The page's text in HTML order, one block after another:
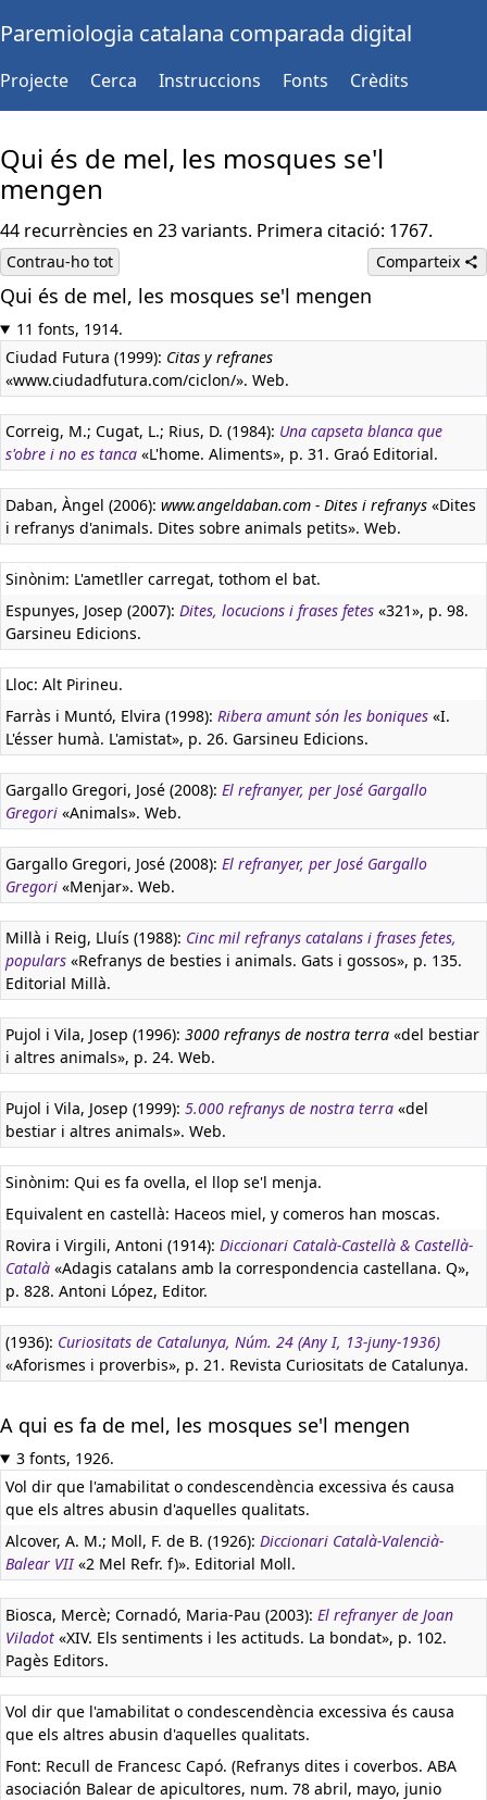
Paremiologia catalana comparada digital
Projecte Cerca Instruccions Fonts Crèdits
Qui és de mel, les mosques se'l
mengen
44 recurrències en 23 variants. Primera citació: 1767.
Contrau-ho tot Comparteix
Qui és de mel, les mosques se'l mengen
11 fonts, 1914.
Ciudad Futura (1999): Citas y refranes
«www.ciudadfutura.com/ciclon/». Web.
Correig, M.; Cugat, L.; Rius, D. (1984): Una capseta blanca que
s'obre i no es tanca «L'home. Aliments», p. 31. Graó Editorial.
Daban, Àngel (2006): www.angeldaban.com - Dites i refranys «Dites
i refranys d'animals. Dites sobre animals petits». Web.
Sinònim: L'ametller carregat, tothom el bat.
Espunyes, Josep (2007): Dites, locucions i frases fetes «321», p. 98.
Garsineu Edicions.
Lloc: Alt Pirineu.
Farràs i Muntó, Elvira (1998): Ribera amunt són les boniques «I.
L'ésser humà. L'amistat», p. 26. Garsineu Edicions.
Gargallo Gregori, José (2008): El refranyer, per José Gargallo
Gregori «Animals». Web.
Gargallo Gregori, José (2008): El refranyer, per José Gargallo
Gregori «Menjar». Web.
Millà i Reig, Lluís (1988): Cinc mil refranys catalans i frases fetes,
populars «Refranys de besties i animals. Gats i gossos», p. 135.
Editorial Millà.
Pujol i Vila, Josep (1996): 3000 refranys de nostra terra «del bestiar
i altres animals», p. 24. Web.
Pujol i Vila, Josep (1999): 5.000 refranys de nostra terra «del
bestiar i altres animals». Web.
Sinònim: Qui es fa ovella, el llop se'l menja.
Equivalent en castellà: Haceos miel, y comeros han moscas.
Rovira i Virgili, Antoni (1914): Diccionari Català-Castellà & Castellà-
Català «Adagis catalans amb la correspondencia castellana. Q»,
p. 828. Antoni López, Editor.
(1936): Curiositats de Catalunya, Núm. 24 (Any I, 13-juny-1936)
«Aforismes i proverbis», p. 21. Revista Curiositats de Catalunya.
A qui es fa de mel, les mosques se'l mengen
3 fonts, 1926.
Vol dir que l'amabilitat o condescendència excessiva és causa
que els altres abusin d'aquelles qualitats.
Alcover, A. M.; Moll, F. de B. (1926): Diccionari Català-Valencià-
Balear VII«2 Mel Refr. f)». Editorial Moll.
Biosca, Mercè; Cornadó, Maria-Pau (2003): El refranyer de Joan
Viladot «XIV. Els sentiments i les actituds. La bondat», p. 102.
Pagès Editors.
Vol dir que l'amabilitat o condescendència excessiva és causa
que els altres abusin d'aquelles qualitats.
Font: Recull de Francesc Capó. (Refranys dites i coverbos. ABA
asociación Balear de apicultores, num. 78 abril, mayo, junio